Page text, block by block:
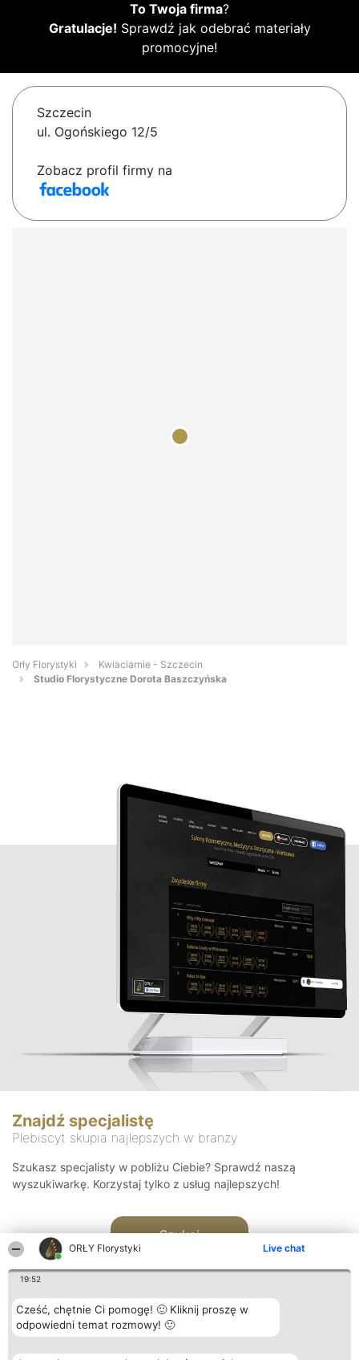
ORŁY Florystyki Live chat
19:52
Cześć, chętnie Ci pomogę! 🙂 Kliknij proszę w
odpowiedni temat rozmowy! 🙂
To Twoja firma?
Gratulacje! Sprawdź jak odebrać materiały
promocyjne!
Szczecin
ul. Ogońskiego 12/5
Zobacz profil firmy na
Orły Florystyki
Kwiaciarnie - Szczecin
Studio Florystyczne Dorota Baszczyńska
Znajdź specjalistę
Plebiscyt skupia najlepszych w branży
Szukasz specjalisty w pobliżu Ciebie? Sprawdź naszą
wyszukiwarkę. Korzystaj tylko z usług najlepszych!
Szukaj
Organizator plebiscytu Plebiscyt Kontakt